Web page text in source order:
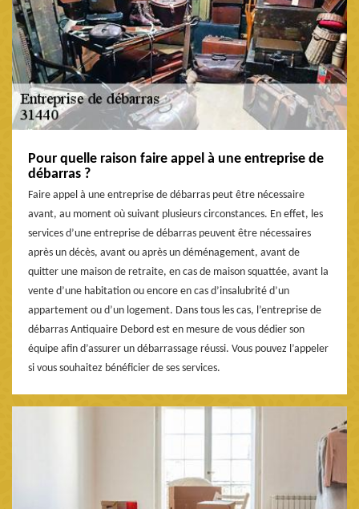
Pour quelle raison faire appel à une entreprise de
débarras ?
Faire appel à une entreprise de débarras peut être nécessaire
avant, au moment où suivant plusieurs circonstances. En effet, les
services d’une entreprise de débarras peuvent être nécessaires
après un décès, avant ou après un déménagement, avant de
quitter une maison de retraite, en cas de maison squattée, avant la
vente d’une habitation ou encore en cas d’insalubrité d’un
appartement ou d’un logement. Dans tous les cas, l’entreprise de
débarras Antiquaire Debord est en mesure de vous dédier son
équipe afin d’assurer un débarrassage réussi. Vous pouvez l’appeler
si vous souhaitez bénéficier de ses services.